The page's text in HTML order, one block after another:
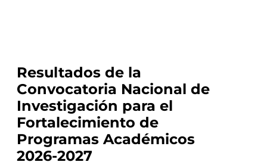
Resultados de la
Convocatoria Nacional de
Investigación para el
Fortalecimiento de
Programas Académicos
2026-2027